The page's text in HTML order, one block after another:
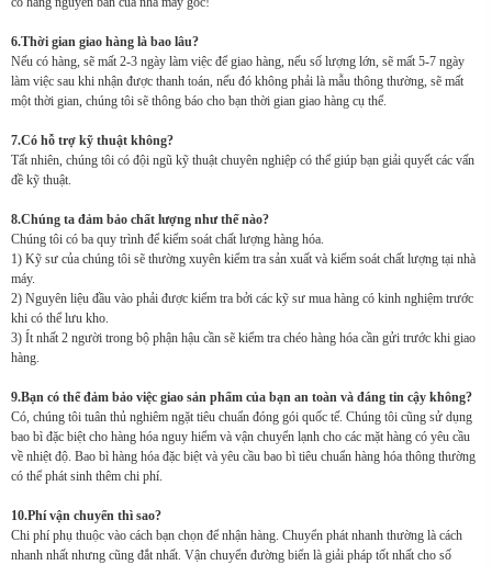
6.Thời gian giao hàng là bao lâu?
Nếu có hàng, sẽ mất 2-3 ngày làm việc để giao hàng, nếu số lượng lớn, sẽ mất 5-7 ngày
làm việc sau khi nhận được thanh toán, nếu đó không phải là mẫu thông thường, sẽ mất
một thời gian, chúng tôi sẽ thông báo cho bạn thời gian giao hàng cụ thể.
7.Có hỗ trợ kỹ thuật không?
Tất nhiên, chúng tôi có đội ngũ kỹ thuật chuyên nghiệp có thể giúp bạn giải quyết các vấn
đề kỹ thuật.
8.Chúng ta đảm bảo chất lượng như thế nào?
Chúng tôi có ba quy trình để kiểm soát chất lượng hàng hóa.
1) Kỹ sư của chúng tôi sẽ thường xuyên kiểm tra sản xuất và kiểm soát chất lượng tại nhà
máy.
2) Nguyên liệu đầu vào phải được kiểm tra bởi các kỹ sư mua hàng có kinh nghiệm trước
khi có thể lưu kho.
3) Ít nhất 2 người trong bộ phận hậu cần sẽ kiểm tra chéo hàng hóa cần gửi trước khi giao
hàng.
9.Bạn có thể đảm bảo việc giao sản phẩm của bạn an toàn và đáng tin cậy không?
Có, chúng tôi tuân thủ nghiêm ngặt tiêu chuẩn đóng gói quốc tế. Chúng tôi cũng sử dụng
bao bì đặc biệt cho hàng hóa nguy hiểm và vận chuyển lạnh cho các mặt hàng có yêu cầu
về nhiệt độ. Bao bì hàng hóa đặc biệt và yêu cầu bao bì tiêu chuẩn hàng hóa thông thường
có thể phát sinh thêm chi phí.
10.Phí vận chuyển thì sao?
Chi phí phụ thuộc vào cách bạn chọn để nhận hàng. Chuyển phát nhanh thường là cách
nhanh nhất nhưng cũng đắt nhất. Vận chuyển đường biển là giải pháp tốt nhất cho số